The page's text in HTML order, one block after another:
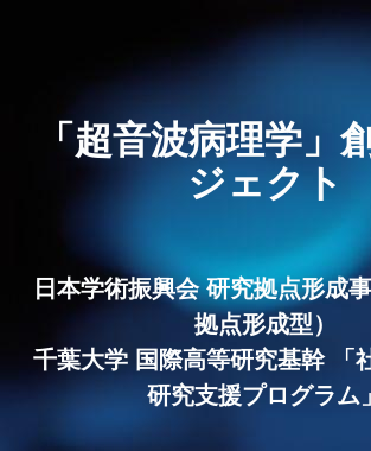
「超音波病理学」
ジェクト
日本学術振興会 研究拠点形成
拠点形成型）
千葉大学 国際高等研究基幹 「
研究支援プログラム」